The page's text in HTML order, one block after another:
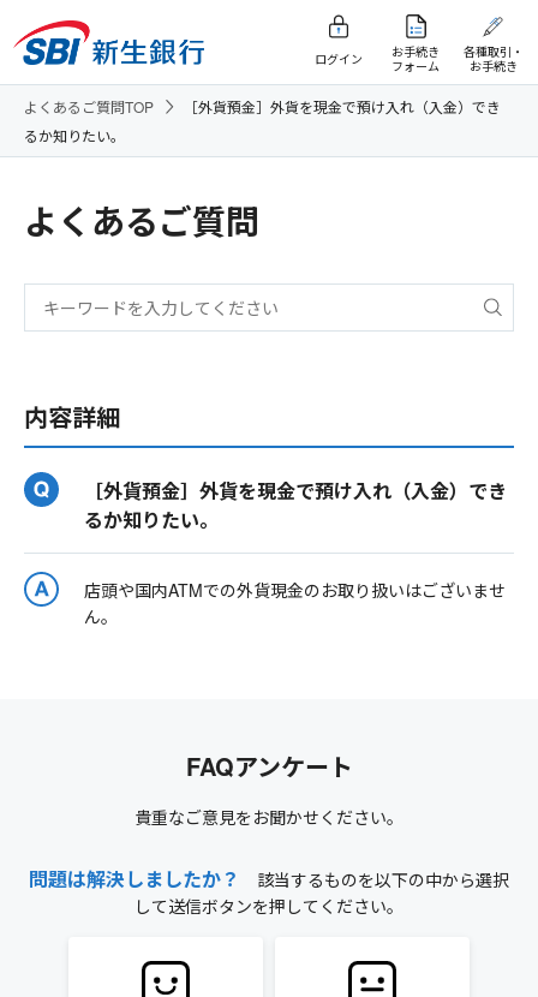
ログイン
お手続き
フォーム
各種取引・
お手続き
よくあるご質問TOP
［外貨預金］外貨を現金で預け入れ（入金）でき
るか知りたい。
よくあるご質問
内容詳細
［外貨預金］外貨を現金で預け入れ（入金）でき
るか知りたい。
店頭や国内ATMでの外貨現金のお取り扱いはございませ
ん。
FAQアンケート
貴重なご意見をお聞かせください。
問題は解決しましたか？
該当するものを以下の中から選択
して送信ボタンを押してください。